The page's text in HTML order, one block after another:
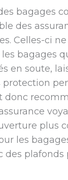
bagages
des
Celles-ci
bagages
en soute,
protection
donc
plus
les
des plafonds